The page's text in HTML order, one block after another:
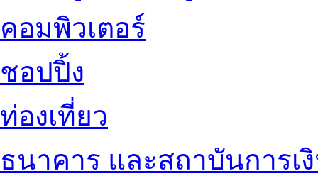
คอมพิวเตอร์
ชอปปิ้ง
ท่องเที่ยว
ธนาคาร และสถาบันการเ